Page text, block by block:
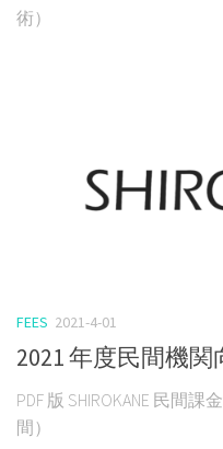
術）
FEES 2021-4-01
2021 年度民間機
PDF 版 SHIROKANE 民間
間）